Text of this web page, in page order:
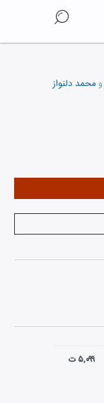
و محمد دلنواز
۵,۰۹۹ ت